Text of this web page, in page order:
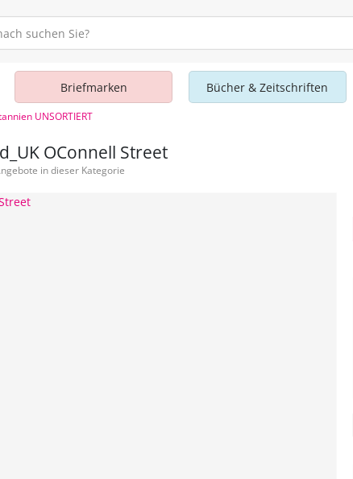
Briefmarken Bücher & Zeitschriften
UNSORTIERT
OConnell Street
in dieser Kategorie